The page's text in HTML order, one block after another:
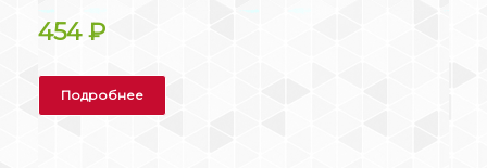
454₽
Подробнее